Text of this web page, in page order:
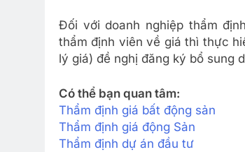
Đối với doanh nghiệp thẩm
thẩm định viên về giá thì thực
lý giá) đề nghị đăng ký bổ sung
Có thể bạn quan tâm:
Thẩm định giá bất động sản
Thẩm định giá động Sản
Thẩm định dự án đầu tư